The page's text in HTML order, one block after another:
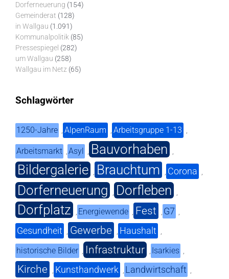
Dorferneuerung (154)
Gemeinderat (128)
in Wallgau (1.091)
Kommunalpolitik (85)
Pressespiegel (282)
um Wallgau (258)
Wallgau im Netz (65)
Schlagwörter
1250-Jahre , AlpenRaum , Arbeitsgruppe 1-13 ,
Arbeitsmarkt ,Asyl , Bauvorhaben ,
Bildergalerie , Brauchtum , Corona ,
Dorferneuerung , Dorfleben ,
Dorfplatz , Energiewende , Fest , G7 ,
Gesundheit , Gewerbe , Haushalt ,
historische Bilder , Infrastruktur , Isarkies ,
Kirche , Kunsthandwerk , Landwirtschaft ,